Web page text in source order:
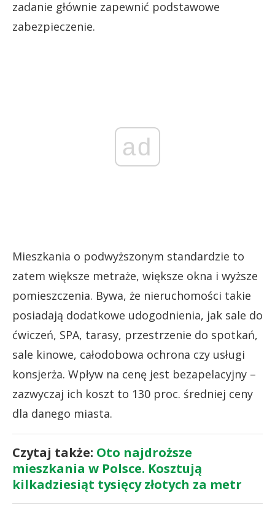
zadanie głównie zapewnić podstawowe
zabezpieczenie.
ad
Mieszkania o podwyższonym standardzie to
zatem większe metraże, większe okna i wyższe
pomieszczenia. Bywa, że nieruchomości takie
posiadają dodatkowe udogodnienia, jak sale do
ćwiczeń, SPA, tarasy, przestrzenie do spotkań,
sale kinowe, całodobowa ochrona czy usługi
konsjerża. Wpływ na cenę jest bezapelacyjny –
zazwyczaj ich koszt to 130 proc. średniej ceny
dla danego miasta.
Czytaj także: Oto najdroższe
mieszkania w Polsce. Kosztują
kilkadziesiąt tysięcy złotych za metr